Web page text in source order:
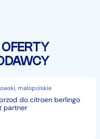
małopolskie
do citroen berlingo
partner